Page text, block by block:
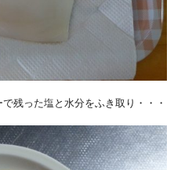
残った塩と水分をふき取り・・・